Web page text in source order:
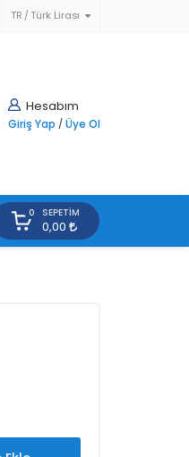
TR Türk Lirası
Hesabım
Giriş Yap / Üye Ol
0 SEPETIM
0,00